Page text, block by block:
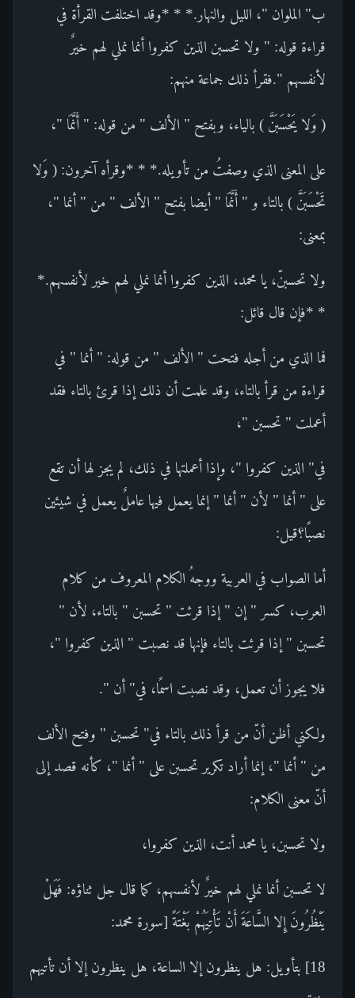
ب" الملوان "، الليل والنهار.* * *وقد اختلفت القرأة في
قراءة قوله: " ولا تحسبن الذين كفروا أنما نملي لهم خيرٌ
لأنفسهم ".فقرأ ذلك جماعة منهم:
( وَلا يَحْسَبَنَّ ) بالياء، وبفتح " الألف " من قوله: " أَنَّمَا "،
على المعنى الذي وصفتُ من تأويله.* * *وقرأه آخرون: ( وَلا
تَحْسَبَنَّ ) بالتاء و " أَنَّمَا " أيضا بفتح " الألف " من " أنما "،
بمعنى:
ولا تحسبنّ، يا محمد، الذين كفروا أنما نملي لهم خير لأنفسهم.*
* *فإن قال قائل:
فما الذي من أجله فتحت " الألف " من قوله: " أنما " في
قراءة من قرأ بالتاء، وقد علمت أن ذلك إذا قرئ بالتاء فقد
أعملت " تحسبن "،
في" الذين كفروا "، وإذا أعملتها في ذلك، لم يجز لها أن تقع
على " أنما " لأن " أنما " إنما يعمل فيها عاملٌ يعمل في شيئين
نصبًا؟قيل:
أما الصواب في العربية ووجهُ الكلام المعروف من كلام
العرب، كسر " إن " إذا قرئت " تحسبن " بالتاء، لأن "
تحسبن " إذا قرئت بالتاء فإنها قد نصبت " الذين كفروا "،
فلا يجوز أن تعمل، وقد نصبت اسمًا، في" أن ".
ولكني أظن أنّ من قرأ ذلك بالتاء في" تحسبن " وفتح الألف
من " أنما "، إنما أراد تكرير تحسبن على " أنما "، كأنه قصد إلى
أنّ معنى الكلام:
ولا تحسبن، يا محمد أنت، الذين كفروا،
لا تحسبن أنما نملي لهم خيرٌ لأنفسهم، كما قال جل ثناؤه: فَهَلْ
يَنْظُرُونَ إِلا السَّاعَةَ أَنْ تَأْتِيَهُمْ بَغْتَةً [سورة محمد:
18] بتأويل: هل ينظرون إلا الساعة، هل ينظرون إلا أن تأتيهم